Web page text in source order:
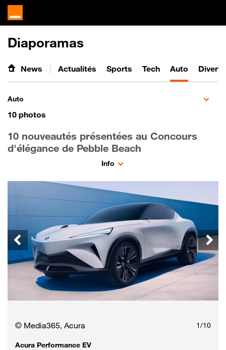
Diaporamas
News Actualités Sports Tech Auto
Auto
10 photos
10 nouveautés présentées au Concours
d'élégance de Pebble Beach
Info
© Media365, Acura 1/10
Acura Performance EV